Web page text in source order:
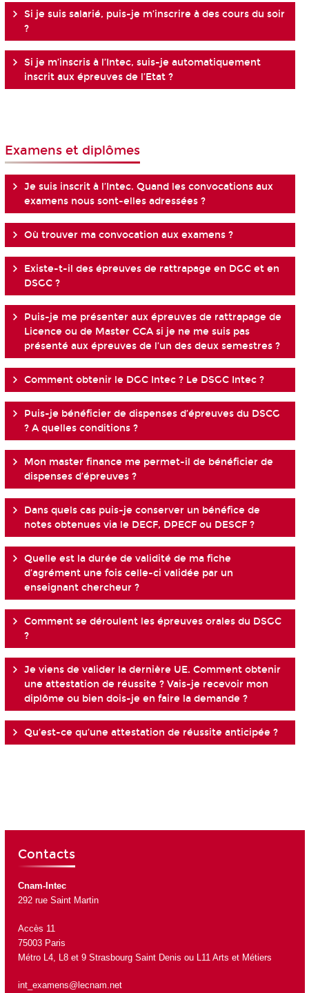
Si je suis salarié, puis-je m’inscrire à des cours du soir
?
Si je m’inscris à l’Intec, suis-je automatiquement
inscrit aux épreuves de l’Etat ?
Examens et diplômes
Je suis inscrit à l’Intec. Quand les convocations aux
examens nous sont-elles adressées ?
Où trouver ma convocation aux examens ?
Existe-t-il des épreuves de rattrapage en DGC et en
DSGC ?
Puis-je me présenter aux épreuves de rattrapage de
Licence ou de Master CCA si je ne me suis pas
présenté aux épreuves de l’un des deux semestres ?
Comment obtenir le DGC Intec ? Le DSGC Intec ?
Puis-je bénéficier de dispenses d’épreuves du DSCG
? A quelles conditions ?
Mon master finance me permet-il de bénéficier de
dispenses d’épreuves ?
Dans quels cas puis-je conserver un bénéfice de
notes obtenues via le DECF, DPECF ou DESCF ?
Quelle est la durée de validité de ma fiche
d’agrément une fois celle-ci validée par un
enseignant chercheur ?
Comment se déroulent les épreuves orales du DSGC
?
Je viens de valider la dernière UE. Comment obtenir
une attestation de réussite ? Vais-je recevoir mon
diplôme ou bien dois-je en faire la demande ?
Qu’est-ce qu’une attestation de réussite anticipée ?
Contacts
Cnam-Intec
292 rue Saint Martin
Accès 11
75003 Paris
Métro L4, L8 et 9 Strasbourg Saint Denis ou L11 Arts et Métiers
int_examens@lecnam.net